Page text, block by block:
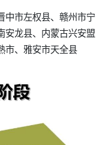
中市左权县、赣州市宁
安龙县、内蒙古兴安盟
市、雅安市天全县